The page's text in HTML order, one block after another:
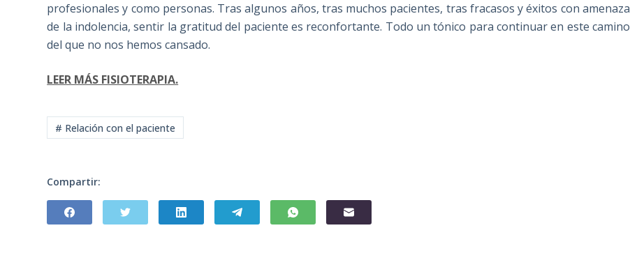
profesionales y como personas. Tras algunos años, tras muchos pacientes, tras fracasos y éxitos con amenaza
de la indolencia, sentir la gratitud del paciente es reconfortante. Todo un tónico para continuar en este camino
del que no nos hemos cansado.
LEER MÁS FISIOTERAPIA.
# Relación con el paciente
Compartir: